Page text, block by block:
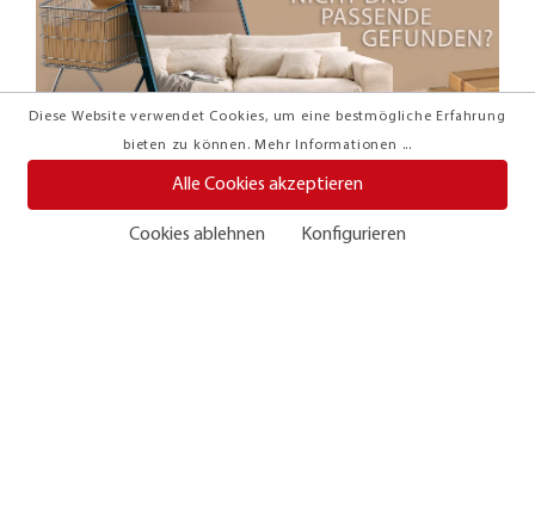
Diese Website verwendet Cookies, um eine bestmögliche Erfahrung
bieten zu können. Mehr Informationen ...
Alle Cookies akzeptieren
Cookies ablehnen Konfigurieren
Entdecke unsere Markenvielfalt